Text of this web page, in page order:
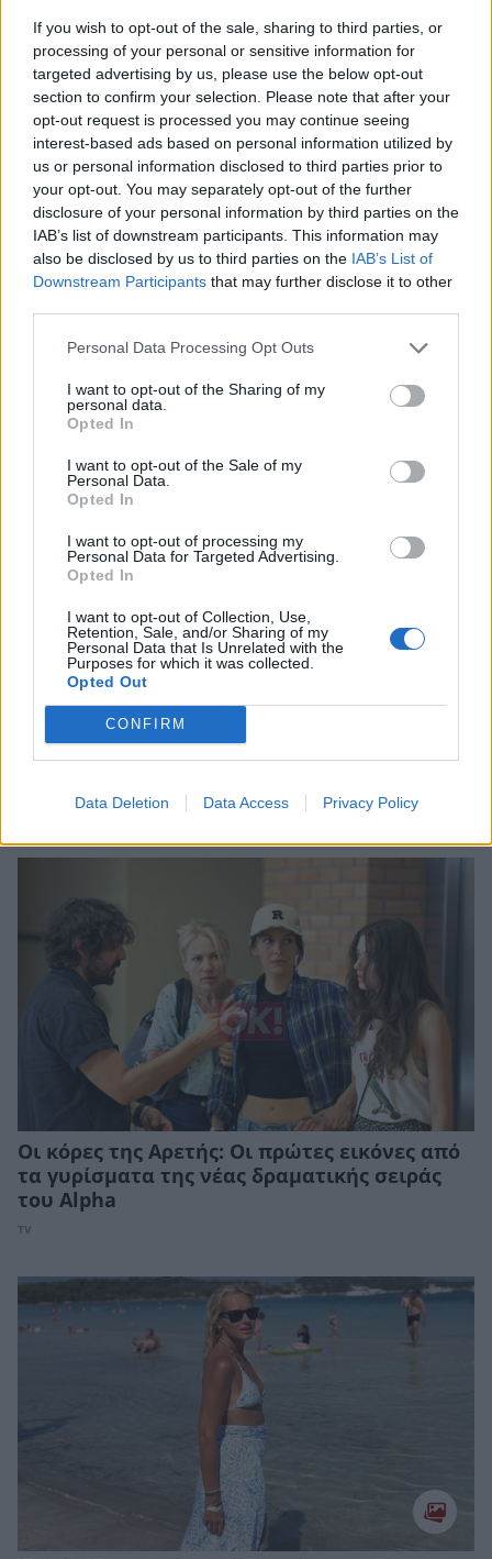
If you wish to opt-out of the sale, sharing to third parties, or
processing of your personal or sensitive information for
targeted advertising by us, please use the below opt-out
section to confirm your selection. Please note that after your
opt-out request is processed you may continue seeing
interest-based ads based on personal information utilized by
us or personal information disclosed to third parties prior to
your opt-out. You may separately opt-out of the further
disclosure of your personal information by third parties on the
IAB’s list of downstream participants. This information may
also be disclosed by us to third parties on the IAB’s List of
Downstream Participants that may further disclose it to other
Personal Data Processing Opt Outs
I want to opt-out of the Sharing of my
personal data.
Opted In
I want to opt-out of the Sale of my
Personal Data.
Opted In
I want to opt-out of processing my
Personal Data for Targeted Advertising.
Opted In
I want to opt-out of Collection, Use,
Retention, Sale, and/or Sharing of my
Personal Data that Is Unrelated with the
Purposes for which it was collected.
Opted Out
CONFIRM
Data Deletion Data Access Privacy Policy
Light: Χαλαρές οικογενειακές στιγμές στην
Άνδρο με τον γιο του και την Άννα
Θεοδωρίδη
CELEBRITIES
Ιωάννα Τούνη: Στις Μαλδίβες για τα 33α
CELEBRITIES
Οι κόρες της Αρετής: Οι πρώτες εικόνες από
τα γυρίσματα της νέας δραματικής σειράς
του Alpha
TV